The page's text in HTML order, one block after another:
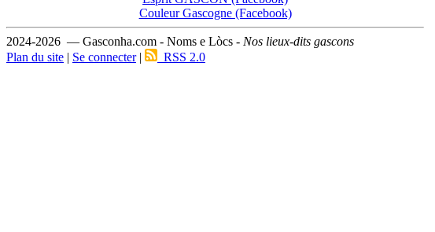
Couleur Gascogne (Facebook)
2024-2026 — Gasconha.com - Noms e Lòcs - Nos lieux-dits gascons
Plan du site | Se connecter| RSS 2.0